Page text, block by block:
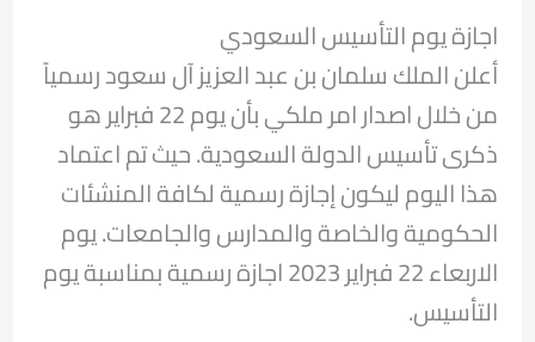
اجازة يوم التأسيس السعودي
أعلن الملك سلمان بن عبد العزيز آل سعود رسمياً
من خلال اصدار امر ملكي بأن يوم 22 فبراير هو
ذكرى تأسيس الدولة السعودية. حيث تم اعتماد
هذا اليوم ليكون إجازة رسمية لكافة المنشئات
الحكومية والخاصة والمدارس والجامعات. يوم
الاربعاء 22 فبراير 2023 اجازة رسمية بمناسبة يوم
التأسيس.